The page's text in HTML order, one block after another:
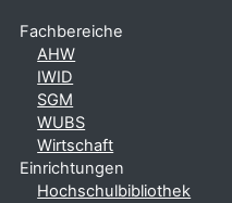
Fachbereiche
AHW
IWID
SGM
WUBS
Wirtschaft
Einrichtungen
Hochschulbibliothek